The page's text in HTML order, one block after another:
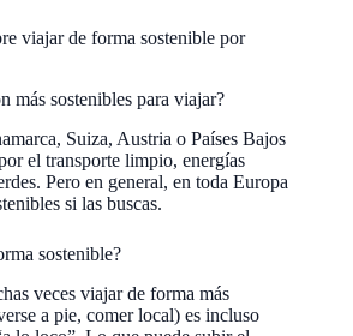
viajar de forma sostenible por
más sostenibles para viajar?
Suiza, Austria o Países Bajos
el transporte limpio, energías
Pero en general, en toda Europa
si las buscas.
sostenible?
veces viajar de forma más
a pie, comer local) es incluso